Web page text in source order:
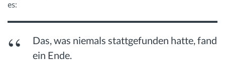
es:
Das, was niemals stattgefunden hatte, fand
ein Ende.